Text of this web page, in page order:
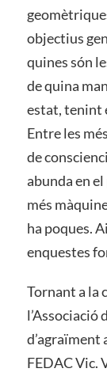
objectius
quines són
de quina
estat, tenint
Entre les
de
abunda en
més
ha poques.
enquestes
Tornant a la
l’Associació
d’agraïment
FEDAC Vic.